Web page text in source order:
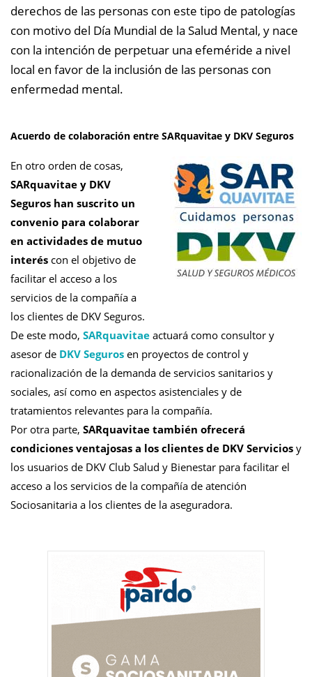
derechos de las personas con este tipo de patologías
con motivo del Día Mundial de la Salud Mental, y nace
con la intención de perpetuar una efeméride a nivel
local en favor de la inclusión de las personas con
enfermedad mental.
Acuerdo de colaboración entre SARquavitae y DKV Seguros
En otro orden de cosas,
SARquavitae y DKV
Seguros han suscrito un
convenio para colaborar
en actividades de mutuo
interés con el objetivo de
facilitar el acceso a los
servicios de la compañía a
los clientes de DKV Seguros.
De este modo, SARquavitae actuará como consultor y
asesor de DKV Seguros en proyectos de control y
racionalización de la demanda de servicios sanitarios y
sociales, así como en aspectos asistenciales y de
tratamientos relevantes para la compañía.
Por otra parte, SARquavitae también ofrecerá
condiciones ventajosas a los clientes de DKV Servicios y
los usuarios de DKV Club Salud y Bienestar para facilitar el
acceso a los servicios de la compañía de atención
Sociosanitaria a los clientes de la aseguradora.